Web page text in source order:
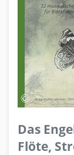
Das
Flöte,